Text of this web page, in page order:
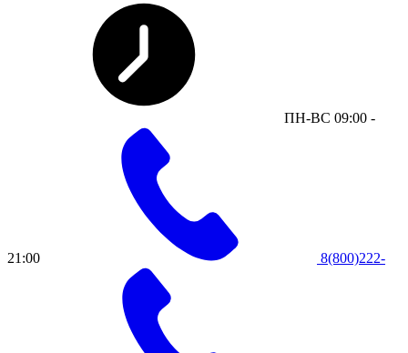
ПН-ВС 09:00 -
21:00 8(800)222-